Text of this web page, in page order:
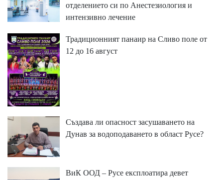
отделението си по Анестезиология и
интензивно лечение
Традиционният панаир на Сливо поле от
12 до 16 август
Създава ли опасност засушаването на
Дунав за водоподаването в област Русе?
ВиК ООД – Русе експлоатира девет